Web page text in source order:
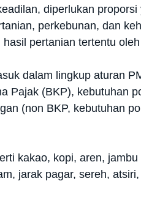
diperlukan
perkebunan, dan
pertanian tertentu
dalam lingkup aturan
Pajak (BKP), kebutuhan
(non BKP, kebutuhan
kakao, kopi, aren,
jarak pagar, sereh,